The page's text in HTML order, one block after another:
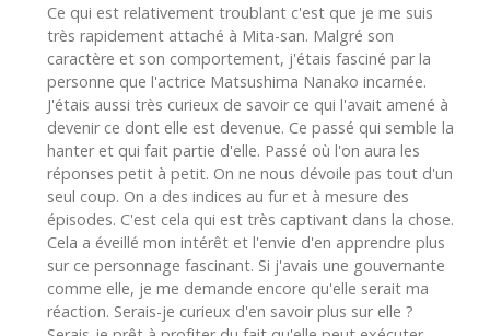
Ce qui est relativement troublant c'est que je me suis
très rapidement attaché à Mita-san. Malgré son
caractère et son comportement, j'étais fasciné par la
personne que l'actrice Matsushima Nanako incarnée.
J'étais aussi très curieux de savoir ce qui l'avait amené à
devenir ce dont elle est devenue. Ce passé qui semble la
hanter et qui fait partie d'elle. Passé où l'on aura les
réponses petit à petit. On ne nous dévoile pas tout d'un
seul coup. On a des indices au fur et à mesure des
épisodes. C'est cela qui est très captivant dans la chose.
Cela a éveillé mon intérêt et l'envie d'en apprendre plus
sur ce personnage fascinant. Si j'avais une gouvernante
comme elle, je me demande encore qu'elle serait ma
réaction. Serais-je curieux d'en savoir plus sur elle ?